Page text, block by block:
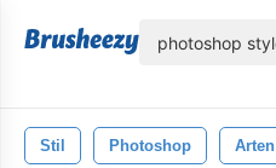
Stil Photoshop Arten